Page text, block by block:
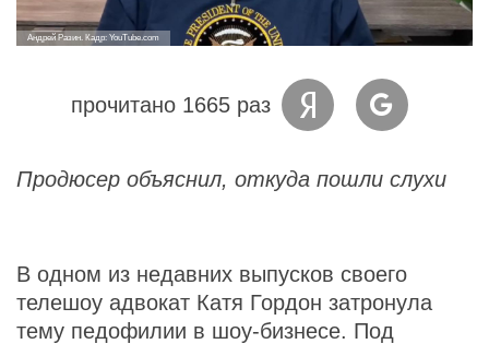
Андрей Разин. Кадр: YouTube.com
прочитано 1665 раз
Продюсер объяснил, откуда пошли слухи
В одном из недавних выпусков своего
телешоу адвокат Катя Гордон затронула
тему педофилии в шоу-бизнесе. Под